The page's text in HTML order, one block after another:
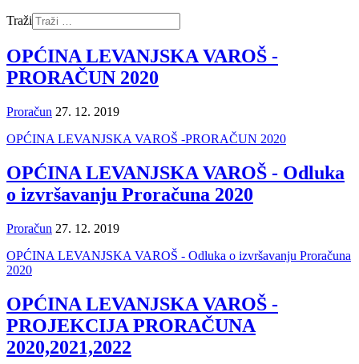
Traži
OPĆINA LEVANJSKA VAROŠ -
PRORAČUN 2020
Proračun 27. 12. 2019
OPĆINA LEVANJSKA VAROŠ -PRORAČUN 2020
OPĆINA LEVANJSKA VAROŠ - Odluka
o izvršavanju Proračuna 2020
Proračun 27. 12. 2019
OPĆINA LEVANJSKA VAROŠ - Odluka o izvršavanju Proračuna
2020
OPĆINA LEVANJSKA VAROŠ -
PROJEKCIJA PRORAČUNA
2020,2021,2022